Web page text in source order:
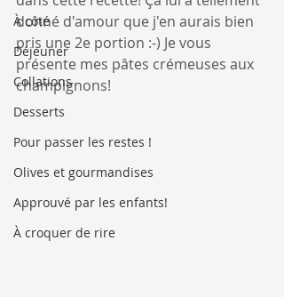
À côté
Déjeuner
Collations
Desserts
Pour passer les restes !
Olives et gourmandises
Approuvé par les enfants!
À croquer de rire
donné d'amour que j'en aurais bien
pris une 2e portion :-) Je vous
présente mes pâtes crémeuses aux
champignons!